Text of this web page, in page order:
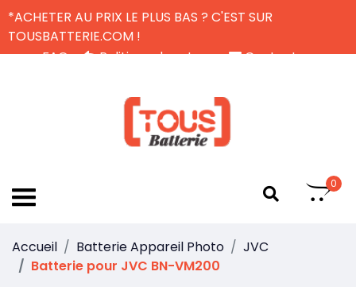
*ACHETER AU PRIX LE PLUS BAS ? C'EST SUR
TOUSBATTERIE.COM !
FAQ
Politique de retour
Contactez-nous
0
Accueil Batterie Appareil Photo
JVC
Batterie pour JVC BN-VM200